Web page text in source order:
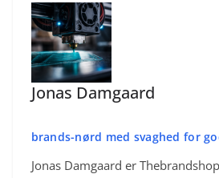
Jonas Damgaard
brands-nørd med svaghed for
Jonas Damgaard er